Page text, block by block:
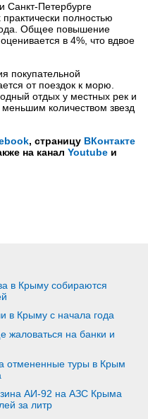
Санкт-Петербурге
полностью
Общее повышение
в 4%, что вдвое
покупательной
от поездок к морю.
отдых у местных рек и
количеством звезд
, страницу ВКонтакте
на канал Youtube и
в Крыму собираются
в Крыму с начала года
жаловаться на банки и
отмененные туры в Крым
АИ-92 на АЗС Крыма
за литр